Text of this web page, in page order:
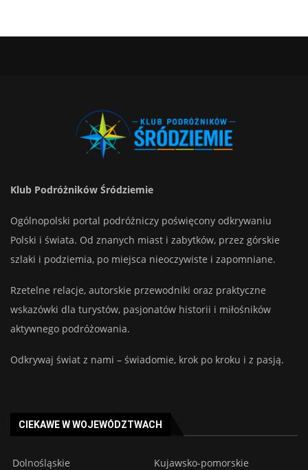
Klub Podróżników Śródziemie
Ogólnopolski portal podróżniczy poświęcony odkrywaniu
Polski i świata. Od znanych miast i zabytków, przez górskie
szlaki i podziemia, po miejsca nieoczywiste i zapomniane.
Rzetelne relacje, autorskie przewodniki oraz praktyczne
wskazówki dla turystów, pasjonatów historii i miłośników
aktywnego podróżowania.
Odkrywaj świat z nami – świadomie, krok po kroku i z pasją.
CIEKAWE W WOJEWÓDZTWACH
Dolnośląskie Kujawsko-pomorskie